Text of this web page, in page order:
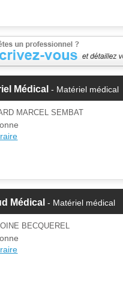
Médical - Matériel médical
MARCEL SEMBAT
Médical - Matériel médical
BECQUEREL